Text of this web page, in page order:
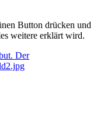
Button drücken und
weitere erklärt wird.